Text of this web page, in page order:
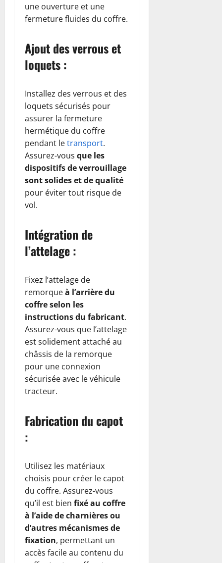
une ouverture et une
fermeture fluides du coffre.
Ajout des verrous et
loquets :
Installez des verrous et des
loquets sécurisés pour
assurer la fermeture
hermétique du coffre
pendant letransport.
Assurez-vous que les
dispositifs de verrouillage
sont solides et de qualité
pour éviter tout risque de
vol.
Intégration de
l’attelage :
Fixez l’attelage de
remorqueà l’arrière du
coffre selon les
instructions du fabricant.
Assurez-vous que l’attelage
est solidement attaché au
châssis de la remorque
pour une connexion
sécurisée avec le véhicule
tracteur.
Fabrication du capot
:
Utilisez les matériaux
choisis pour créer le capot
du coffre. Assurez-vous
qu’il est bien fixé au coffre
à l’aide de charnières ou
d’autres mécanismes de
fixation, permettant un
accès facile au contenu du